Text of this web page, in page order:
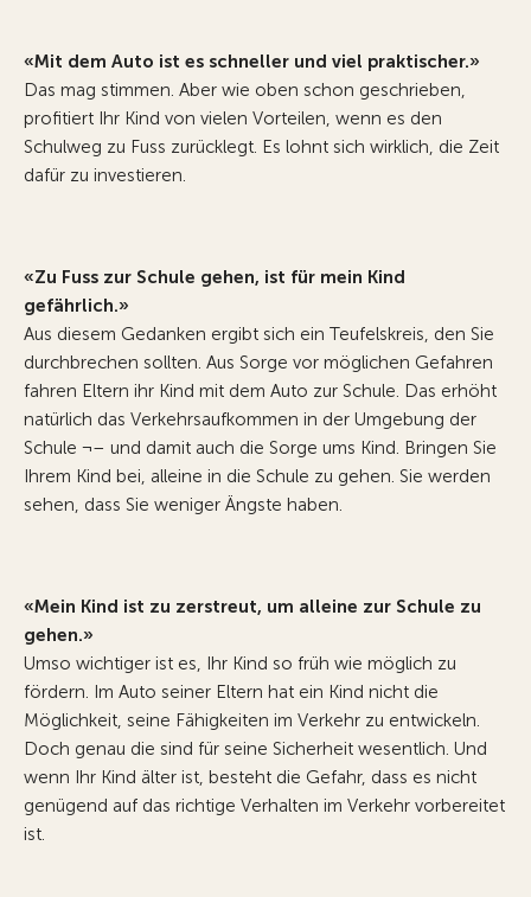
«Mit dem Auto ist es schneller und viel praktischer.»
Das mag stimmen. Aber wie oben schon geschrieben,
profitiert Ihr Kind von vielen Vorteilen, wenn es den
Schulweg zu Fuss zurücklegt. Es lohnt sich wirklich, die Zeit
dafür zu investieren.
«Zu Fuss zur Schule gehen, ist für mein Kind
gefährlich.»
Aus diesem Gedanken ergibt sich ein Teufelskreis, den Sie
durchbrechen sollten. Aus Sorge vor möglichen Gefahren
fahren Eltern ihr Kind mit dem Auto zur Schule. Das erhöht
natürlich das Verkehrsaufkommen in der Umgebung der
Schule ¬– und damit auch die Sorge ums Kind. Bringen Sie
Ihrem Kind bei, alleine in die Schule zu gehen. Sie werden
sehen, dass Sie weniger Ängste haben.
«Mein Kind ist zu zerstreut, um alleine zur Schule zu
gehen.»
Umso wichtiger ist es, Ihr Kind so früh wie möglich zu
fördern. Im Auto seiner Eltern hat ein Kind nicht die
Möglichkeit, seine Fähigkeiten im Verkehr zu entwickeln.
Doch genau die sind für seine Sicherheit wesentlich. Und
wenn Ihr Kind älter ist, besteht die Gefahr, dass es nicht
genügend auf das richtige Verhalten im Verkehr vorbereitet
ist.